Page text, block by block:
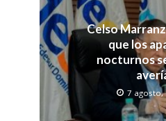
Celso
que los
nocturnos
7 agosto,